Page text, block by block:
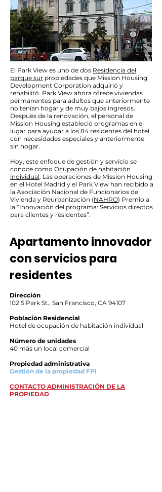
El Park View es uno de dos Residencia del
parque sur propiedades que Mission Housing
Development Corporation adquirió y
rehabilitó. Park View ahora ofrece viviendas
permanentes para adultos que anteriormente
no tenían hogar y de muy bajos ingresos.
Después de la renovación, el personal de
Mission Housing estableció programas en el
lugar para ayudar a los 84 residentes del hotel
con necesidades especiales y anteriormente
sin hogar.
Hoy, este enfoque de gestión y servicio se
conoce como Ocupación de habitación
individual. Las operaciones de Mission Housing
en el Hotel Madrid y el Park View han recibido a
la Asociación Nacional de Funcionarios de
Vivienda y Reurbanización (NAHRO) Premio a
la “Innovación del programa: Servicios directos
para clientes y residentes”.
Apartamento innovador
con servicios para
residentes
Dirección
102 S Park St., San Francisco, CA 94107
Población Residencial
Hotel de ocupación de habitación individual
Número de unidades
40 más un local comercial
Propiedad administrativa
Gestión de la propiedad FPI
CONTACTO ADMINISTRACIÓN DE LA
PROPIEDAD